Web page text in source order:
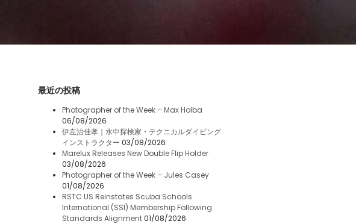
最近の投稿
Photographer of the Week – Max Holba
06/08/2026
伊左治佳孝｜水中探検家・テクニカルダイビング
インストラクター 03/08/2026
Marelux Releases New Double Flip Holder
03/08/2026
Photographer of the Week – Jules Casey
01/08/2026
RSTC US Reinstates Scuba Schools
International (SSI) Membership Following
Standards Alignment 01/08/2026